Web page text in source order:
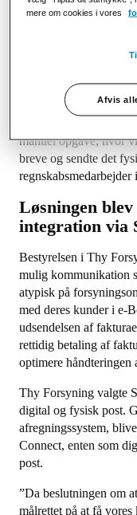
forsendelser
”Der var stor
som mente ikke at
hurtigt påstand mod
manuel opgave, hvor
breve og sendte det
Løsningen
integration via
Bestyrelsen i Thy
mulig kommunikation
atypisk på
med deres kunder i e-
udsendelsen af
rettidig betaling af
optimere håndteringen
Thy Forsyning valgte
digital og fysisk post.
afregningssystem,
Connect, enten som
post.
”Da beslutningen om
målrettet på at få
mere om cookies i vores
Afvis